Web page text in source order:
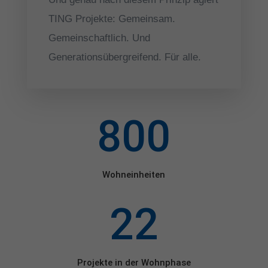
TING Projekte: Gemeinsam.
Gemeinschaftlich. Und
Generationsübergreifend. Für alle.
800
Wohneinheiten
22
Projekte in der Wohnphase
Website. Einige von ihnen sind essenziell, während andere uns
helfen, diese Website und Ihre Erfahrung zu verbessern.
Adressen), z. B. für personalisierte Anzeigen und Inhalte oder
weitere Informationen anzeigen lassen und so nur bestimmte
Alle akzeptieren Speichern
Zurück
Technisch notwendig (1)
Funktionen und sind für die einwandfreie Funktion der Website